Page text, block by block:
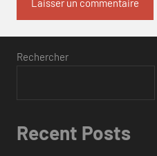
Rechercher
Recent Posts